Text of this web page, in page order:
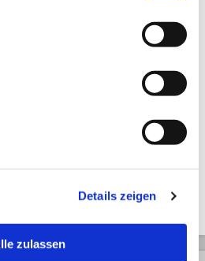
Details zeigen
zulassen